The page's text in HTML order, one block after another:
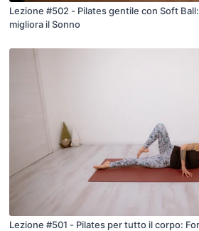
Lezione #502 - Pilates gentile con Soft
migliora il Sonno
Lezione #501 - Pilates per tutto il corpo: